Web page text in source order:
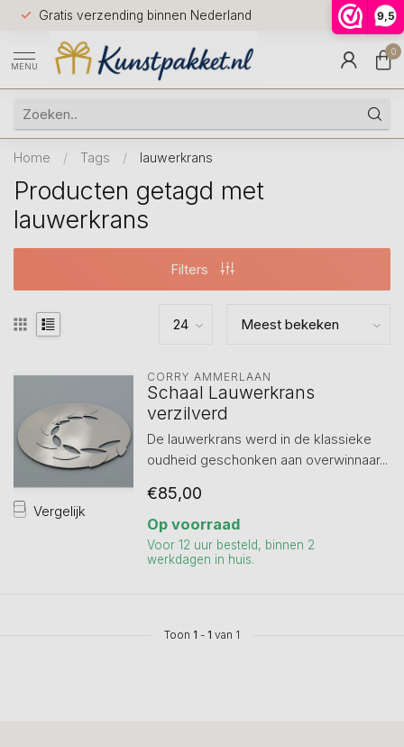
9,5
Gratis verzending binnen Nederland
Voor
huis
9.5
MENU
0
Home / Tags / lauwerkrans
Producten getagd met
lauwerkrans
Filters
Vergelijk
CORRY AMMERLAAN
Schaal Lauwerkrans
verzilverd
De lauwerkrans werd in de klassieke
oudheid geschonken aan overwinnaar...
€85,00
Op voorraad
Voor 12 uur besteld, binnen 2
werkdagen in huis.
Toon 1 - 1 van 1